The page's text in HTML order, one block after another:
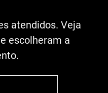
atendidos. Veja
escolheram a